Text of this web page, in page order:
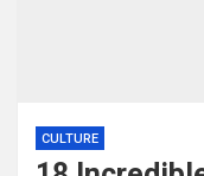
CULTURE